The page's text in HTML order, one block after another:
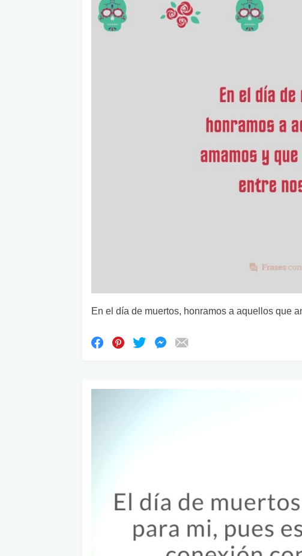
En el día de muertos, honramos a aquellos que